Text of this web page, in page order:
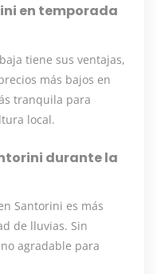
en temporada
tiene sus ventajas,
más bajos en
tranquila para
local.
durante la
Santorini es más
de lluvias. Sin
agradable para